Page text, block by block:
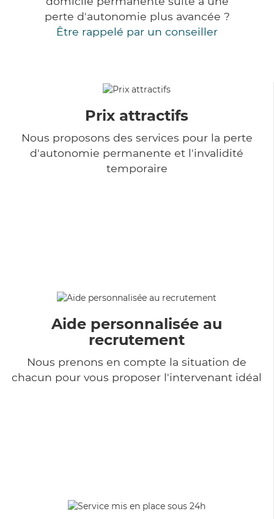
perte d'autonomie plus avancée ?
Être rappelé par un conseiller
Prix attractifs
Nous proposons des services pour la perte
d'autonomie permanente et l'invalidité
temporaire
Aide personnalisée au
recrutement
Nous prenons en compte la situation de
chacun pour vous proposer l'intervenant idéal